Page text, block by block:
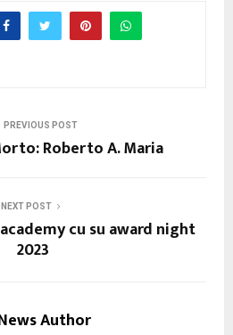
PREVIOUS POST
Roberto A. Maria
NEXT POST
cu su award night
2023
Author